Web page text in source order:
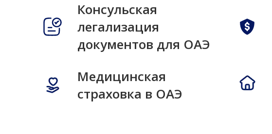
Консульская
легализация
документов для ОАЭ
Медицинская
страховка в ОАЭ